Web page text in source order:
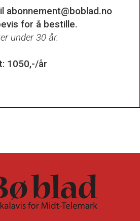
abonnement@boblad.no
for å bestille.
under 30 år.
1050,-/år